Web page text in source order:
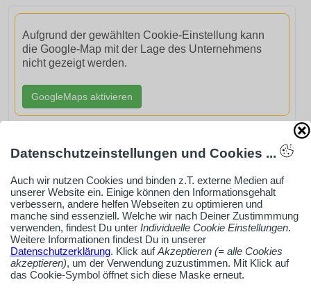
Aufgrund der gewählten Cookie-Einstellung kann
die Google-Map mit der Lage des Unternehmens
nicht gezeigt werden.
GoogleMaps aktivieren
AdSense smARTe inArticle-Anzeige aktivieren
Ob Solo-Selbsständiger, Handwerksbetrieb oder
Industrieunternehmen
Erstelle jetzt ein gratis Firmenprofil für dein Unternehmen:
jetzt registrieren
Datenschutzeinstellungen und Cookies ...
Auch wir nutzen Cookies und binden z.T. externe Medien auf
unserer Website ein. Einige können den Informationsgehalt
verbessern, andere helfen Webseiten zu optimieren und
manche sind essenziell. Welche wir nach Deiner Zustimmmung
verwenden, findest Du unter Individuelle Cookie Einstellungen.
Weitere Informationen findest Du in unserer
Datenschutzerklärung. Klick aufAkzeptieren (= alle Cookies
akzeptieren), um der Verwendung zuzustimmen. Mit Klick auf
das Cookie-Symbol öffnet sich diese Maske erneut.